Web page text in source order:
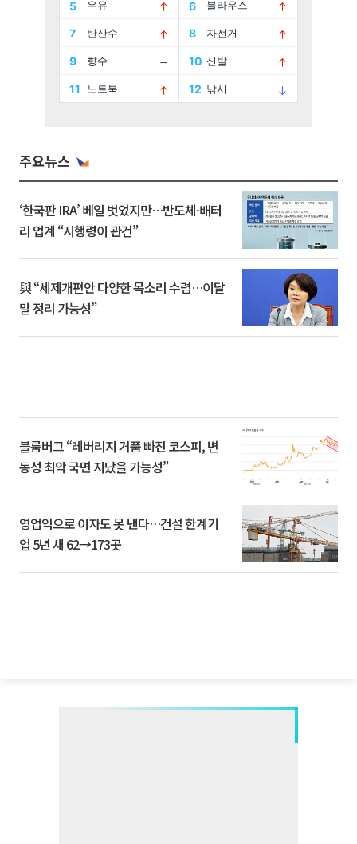
주요뉴스
‘한국판 IRA’ 베일 벗었지만…반도체·배터
리 업계 “시행령이 관건”
與 “세제개편안 다양한 목소리 수렴…이달
말 정리 가능성”
블룸버그 “레버리지 거품 빠진 코스피, 변
동성 최악 국면 지났을 가능성”
영업익으로 이자도 못 낸다…건설 한계기
업 5년 새 62→173곳